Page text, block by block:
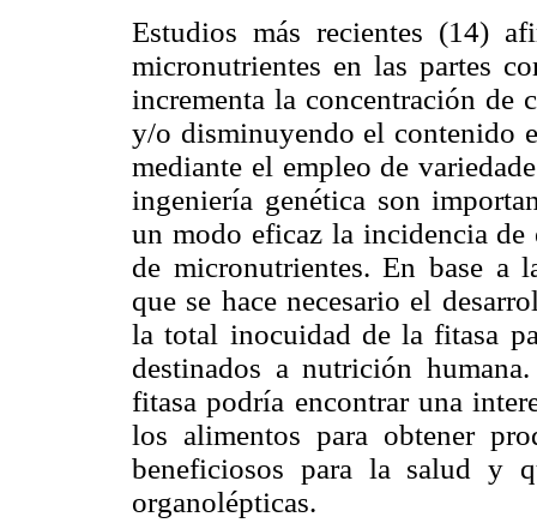
Estudios más recientes (14)
micronutrientes en las partes
incrementa la concentración de
y/o disminuyendo el contenido
mediante el empleo de
ingeniería genética son
un modo eficaz la incidencia de
de micronutrientes. En base a
que se hace necesario el
la total inocuidad de la fitasa
destinados a nutrición
fitasa podría encontrar una
los alimentos para obtener
beneficiosos para la salud y
organolépticas.